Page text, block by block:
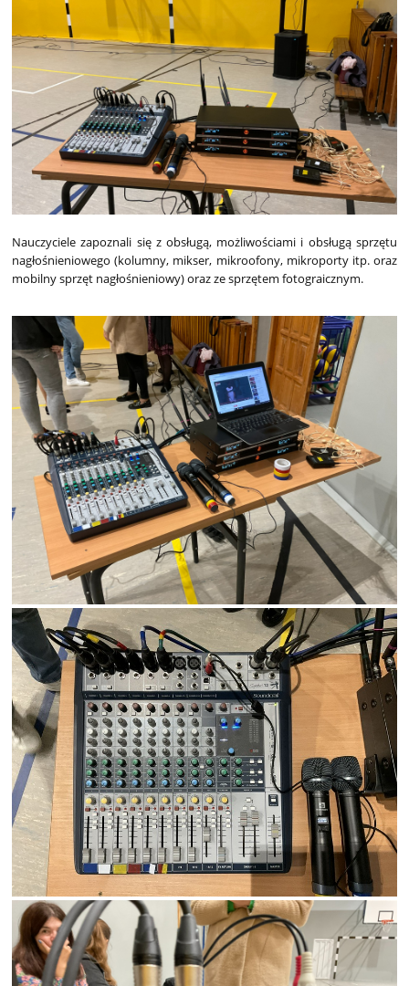
Nauczyciele zapoznali się z obsługą, możliwościami i obsługą sprzętu
nagłośnieniowego (kolumny, mikser, mikroofony, mikroporty itp. oraz
mobilny sprzęt nagłośnieniowy) oraz ze sprzętem fotograicznym.